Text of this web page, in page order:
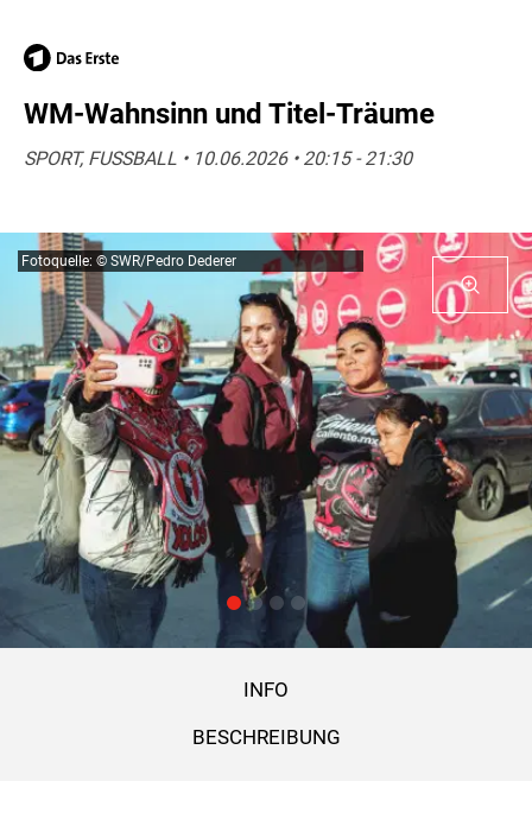
WM-Wahnsinn und Titel-Träume
SPORT, FUSSBALL • 10.06.2026 • 20:15 - 21:30
Fotoquelle: © SWR/Pedro Dederer
INFO
BESCHREIBUNG